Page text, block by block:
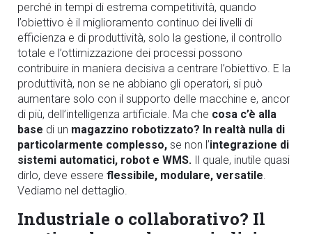
perché in tempi di estrema competitività, quando
l’obiettivo è il miglioramento continuo dei livelli di
efficienza e di produttività, solo la gestione, il controllo
totale e l’ottimizzazione dei processi possono
contribuire in maniera decisiva a centrare l’obiettivo. E la
produttività, non se ne abbiano gli operatori, si può
aumentare solo con il supporto delle macchine e, ancor
di più, dell’intelligenza artificiale. Ma che cosa c’è alla
base di un magazzino robotizzato? In realtà nulla di
particolarmente complesso, se non l’integrazione di
sistemi automatici, robot e WMS. Il quale, inutile quasi
dirlo, deve essere flessibile, modulare, versatile.
Vediamo nel dettaglio.
Industriale o collaborativo? Il